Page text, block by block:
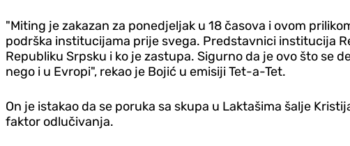
"Miting je zakazan za ponedjeljak u 18 časova i ovom
podrška institucijama prije svega. Predstavnici institucija
Republiku Srpsku i ko je zastupa. Sigurno da je ovo što se
nego i u Evropi", rekao je Bojić u emisiji Tet-a-Tet.
On je istakao da se poruka sa skupa u Laktašima šalje
faktor odlučivanja.